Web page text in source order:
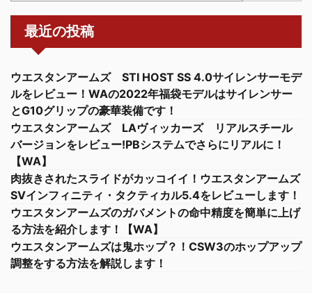
最近の投稿
ウエスタンアームズ STI HOST SS 4.0サイレンサーモデ
ルをレビュー！WAの2022年福袋モデルはサイレンサー
とG10グリップの豪華装備です！
ウエスタンアームズ LAヴィッカーズ リアルスチール
バージョンをレビュー!PBシステムでさらにリアルに！
【WA】
肉抜きされたスライドがカッコイイ！ウエスタンアームズ
SVインフィニティ・タクティカル5.4をレビューします！
ウエスタンアームズのガバメントの命中精度を簡単に上げ
る方法を紹介します！【WA】
ウエスタンアームズは鬼ホップ？！CSW3のホップアップ
調整をする方法を解説します！